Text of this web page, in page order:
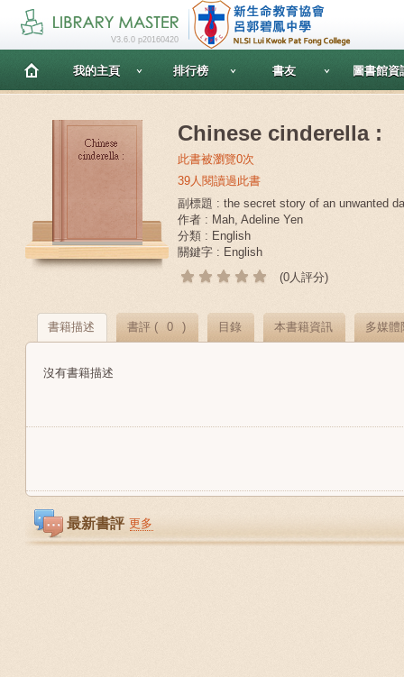
V3.6.0 p20160420
我的主頁 排行榜 書友 圖書館資
Chinese cinderella :
此書被瀏覽0次
39人閱讀過此書
副標題 : the secret story of an unwanted
作者 : Mah, Adeline Yen
分類 : English
關鍵字 : English
(0人評分)
書籍描述 書評 ( 0 ) 目錄 本書籍資訊 多媒體
沒有書籍描述
最新書評 更多